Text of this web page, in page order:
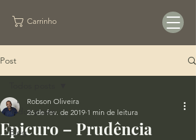
Carrinho
Post
Todos posts
Blog
Epicuro – Prudência
Robson Oliveira
26 de fev. de 2019 1 min de leitura